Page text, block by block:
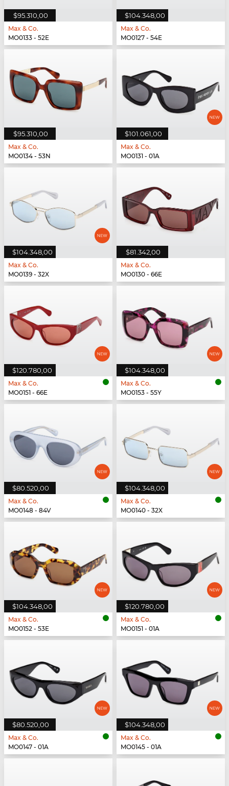
$95.310,00
Max & Co.
MO0133 - 52E
$104.348,00
Max & Co.
MO0127 - 54E
$95.310,00
Max & Co.
MO0134 - 53N
$101.061,00
Max & Co.
MO0131 - 01A
$104.348,00
Max & Co.
MO0139 - 32X
$81.342,00
Max & Co.
MO0130 - 66E
$120.780,00
Max & Co.
MO0151 - 66E
$104.348,00
Max & Co.
MO0153 - 55Y
$80.520,00
Max & Co.
MO0148 - 84V
$104.348,00
Max & Co.
MO0140 - 32X
$104.348,00
Max & Co.
MO0152 - 53E
$120.780,00
Max & Co.
MO0151 - 01A
$80.520,00
Max & Co.
MO0147 - 01A
$104.348,00
Max & Co.
MO0145 - 01A